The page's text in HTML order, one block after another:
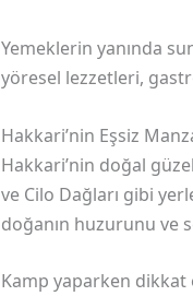
Yemeklerin yanında
yöresel lezzetleri,
Hakkari’nin Eşsiz
Hakkari’nin doğal
ve Cilo Dağları gibi
doğanın huzurunu ve
Kamp yaparken dikkat